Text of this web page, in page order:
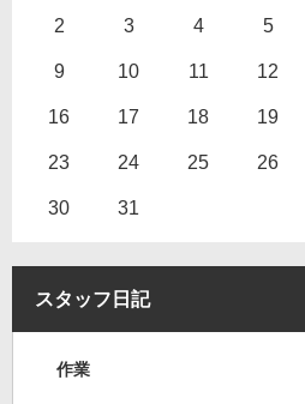
2 3 4 5
9 10 11 12
16 17 18 19
23 24 25 26
30 31
スタッフ日記
作業